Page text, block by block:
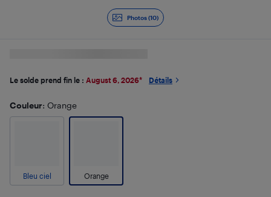
Photos (10)
Le solde prend fin le : August 6, 2026* Détails
Couleur: Orange
Bleu ciel Orange